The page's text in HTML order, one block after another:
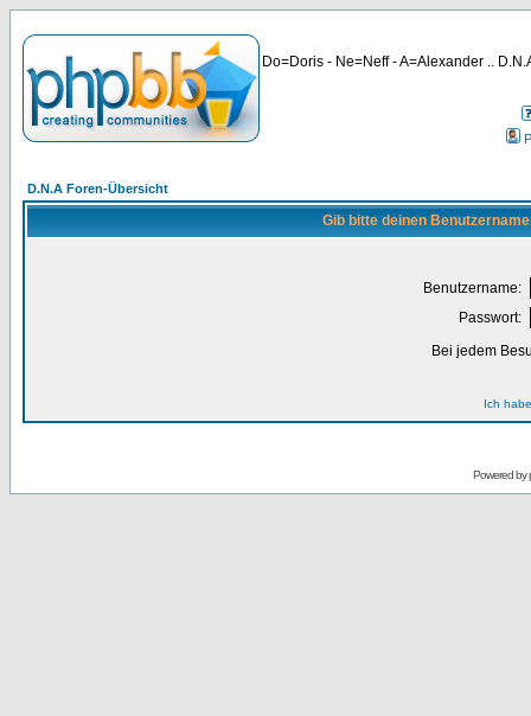
Do=Doris - Ne=Neff - A=Alexander ..
D.N.A Foren-Übersicht
Gib bitte deinen
Benutzername:
Passwort:
Bei jedem
Ich
Powered by